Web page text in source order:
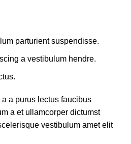
parturient suspendisse.
a vestibulum hendre.
a purus lectus faucibus
a et ullamcorper dictumst
vestibulum amet elit